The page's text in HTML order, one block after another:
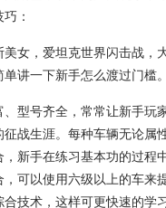
：
女，爱坦克世界闪击战，
讲一下新手怎么渡过门槛。
型号齐全，常常让新手玩
战生涯。每种车辆无论属
新手在练习基本功的过程
可以使用六级以上的车来
技术，这样可更快速的学